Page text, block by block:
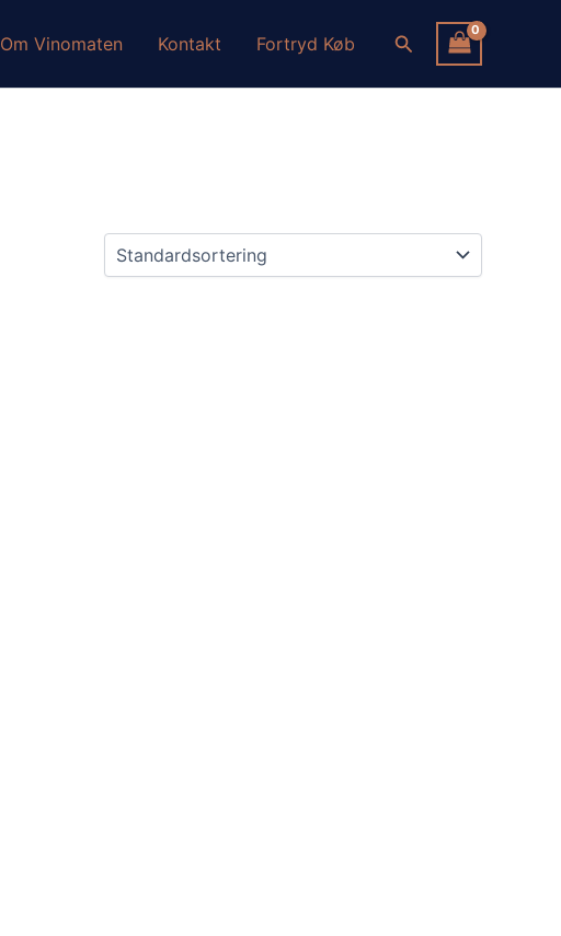
Om Vinomaten Kontakt Fortryd Køb Søg